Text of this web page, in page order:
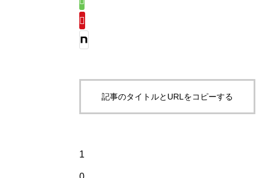
記事のタイトルとURLをコピーする
1